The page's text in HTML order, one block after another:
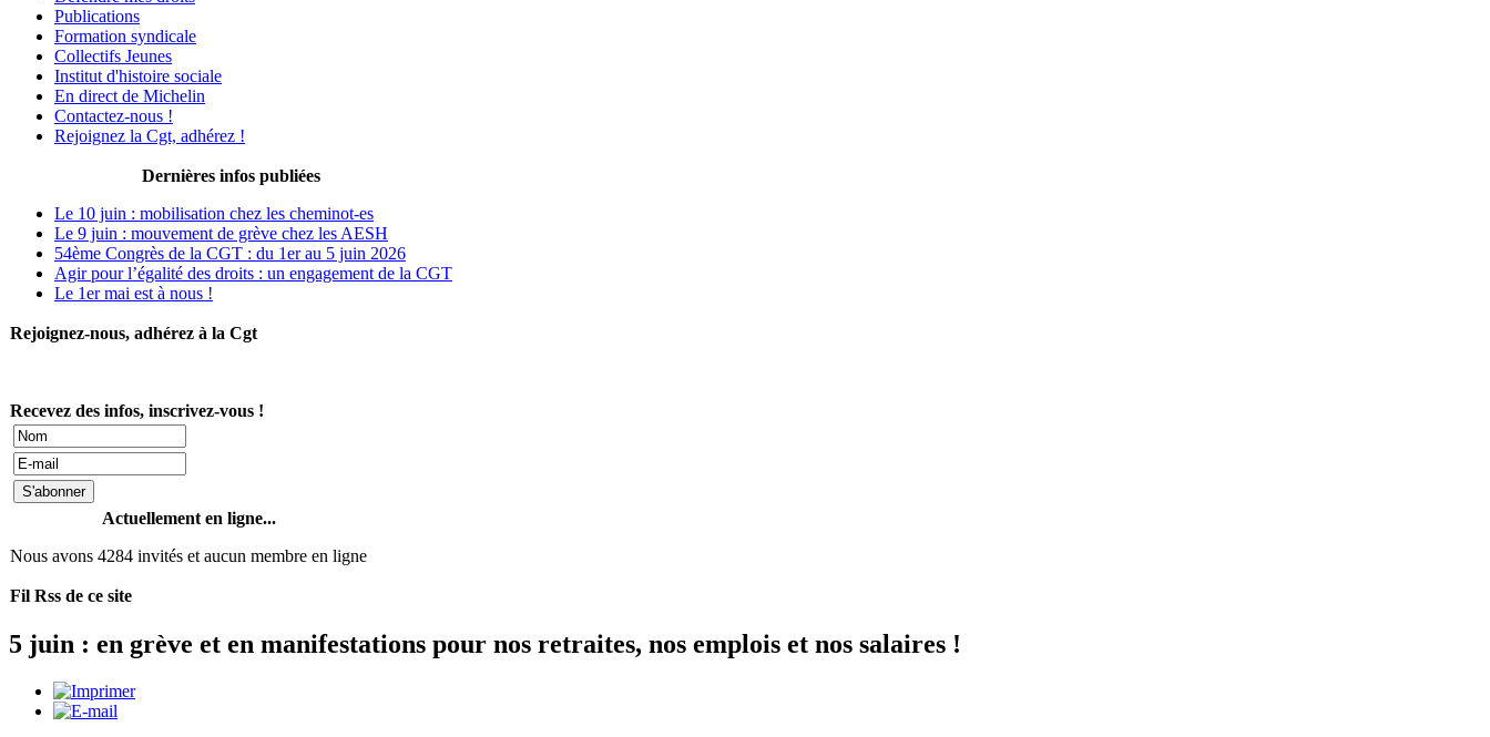
Publications
Formation syndicale
Collectifs Jeunes
Institut d'histoire sociale
En direct de Michelin
Contactez-nous !
Rejoignez la Cgt, adhérez !
Dernières infos publiées
Le 10 juin : mobilisation chez les cheminot-es
Le 9 juin : mouvement de grève chez les AESH
54ème Congrès de la CGT : du 1er au 5 juin 2026
Agir pour l’égalité des droits : un engagement de la CGT
Le 1er mai est à nous !
Rejoignez-nous, adhérez à la Cgt
Recevez des infos, inscrivez-vous !
Actuellement en ligne...
Nous avons 4284 invités et aucun membre en ligne
Fil Rss de ce site
5 juin : en grève et en manifestations pour nos retraites, nos emplois et nos salaires !